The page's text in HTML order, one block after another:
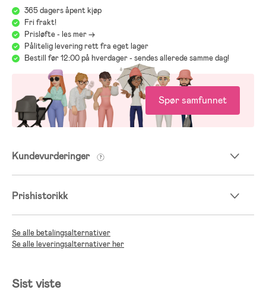
;
365 dagers åpent kjøp
Fri frakt!
Prisløfte - les mer ->
Pålitelig levering rett fra eget lager
Bestill før 12:00 på hverdager - sendes allerede samme dag!
Spør samfunnet
Kundevurderinger
Prishistorikk
Se alle betalingsalternativer
Se alle leveringsalternativer her
Sist viste